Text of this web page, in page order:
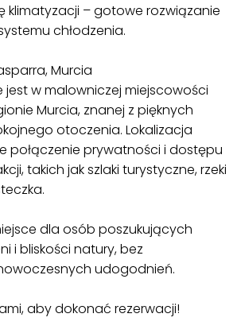
klimatyzacji – gotowe rozwiązanie
chłodzenia.
Murcia
jest w malowniczej miejscowości
Murcia, znanej z pięknych
otoczenia. Lokalizacja
połączenie prywatności i dostępu
takich jak szlaki turystyczne, rzeki
dla osób poszukujących
i bliskości natury, bez
udogodnień.
aby dokonać rezerwacji!